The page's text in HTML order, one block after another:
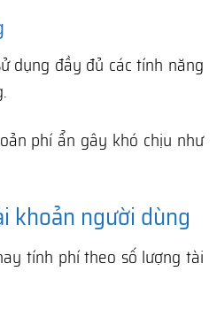
dụng đầy đủ các tính năng
phí ẩn gây khó chịu như
khoản người dùng
tính phí theo số lượng tài